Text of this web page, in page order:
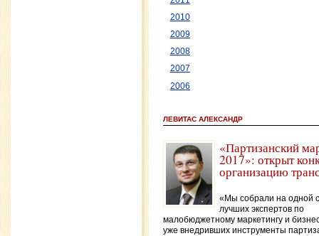
2010
2009
2008
2007
2006
ЛЕВИТАС АЛЕКСАНДР
«Партизанский
2017»: открыт
организацию
«Мы собрали на одной
лучших экспертов по
малобюджетному маркетингу и
уже внедривших инструменты